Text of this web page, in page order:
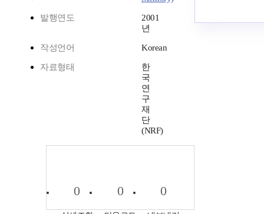
발행연도
2001
년
작성언어 Korean
자료형태
한
국
연
구
재
단
(NRF)
0 0 0